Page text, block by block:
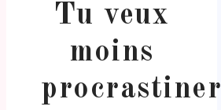
Tu veux
moins
procrastiner